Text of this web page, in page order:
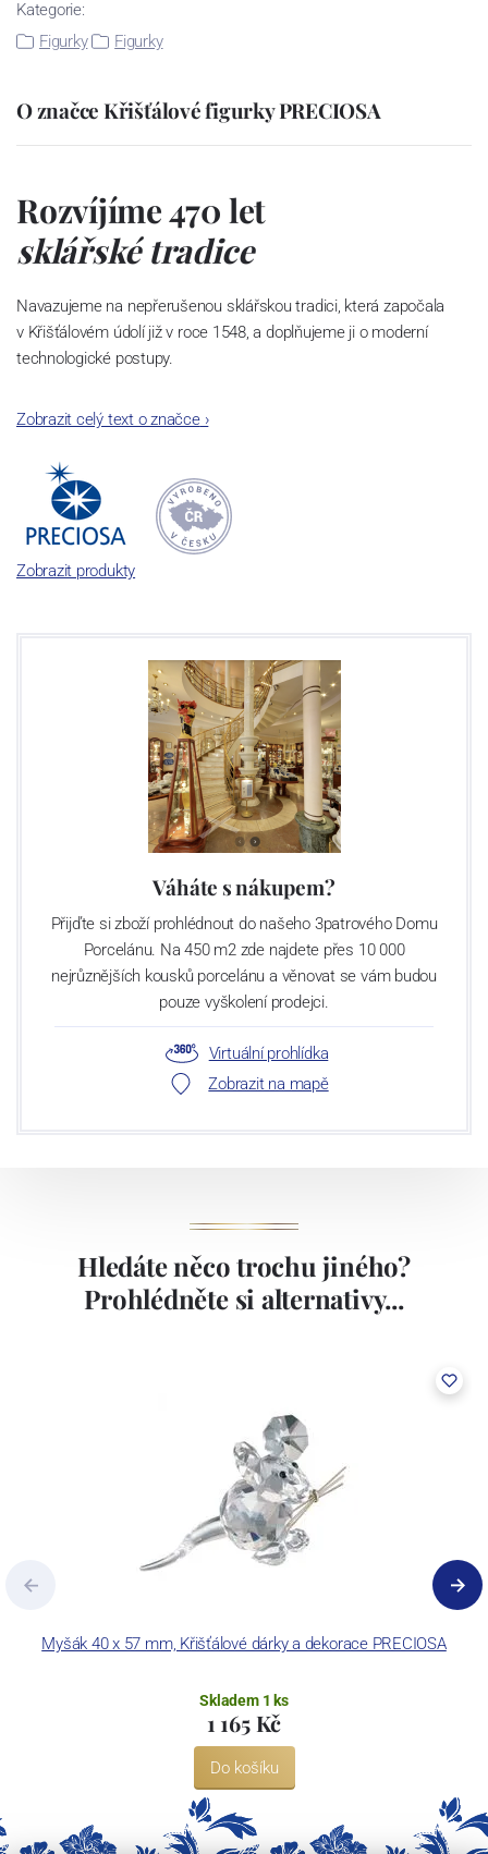
Kategorie:
Figurky
Figurky
O značce Křišťálové figurky PRECIOSA
Rozvíjíme 470 let
sklářské tradice
Navazujeme na nepřerušenou sklářskou tradici, která započala
v Křišťálovém údolí již v roce 1548, a doplňujeme ji o moderní
technologické postupy.
další novinky. Každým rokem posouváme hranice toho, co sklo
Inspirujeme k vytváření
křišťálového světa
přinášíme do sklářství nové nápady, jak kombinovat barvy
a křišťálové či skleněné komponenty. Navrhujeme unikátní svítidla
a šperky s originálním rodokmenem. Naše řemeslo obdivují lidé ve
více než 140 zemích světa.
Zobrazit celý text o značce›
Zobrazit produkty
Váháte s nákupem?
Přijďte si zboží prohlédnout do našeho 3patrového Domu
Porcelánu. Na 450 m2 zde najdete přes 10 000
nejrůznějších kousků porcelánu a věnovat se vám budou
pouze vyškolení prodejci.
Virtuální prohlídka
Zobrazit na mapě
Hledáte něco trochu jiného?
Prohlédněte si alternativy...
Myšák 40 x 57 mm, Křišťálové dárky a dekorace PRECIOSA
Skladem 1 ks
1 165 Kč
Do košíku